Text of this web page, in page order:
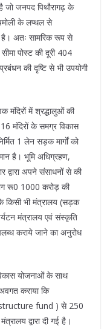
है जो जनपद पिथौरागढ़ के
के लप्थल से
है। अतः सामरिक रूप से
पोस्ट की दूरी 404
की दृष्टि से भी उपयोगी
मंदिरों में श्रद्धालुओं की
मंदिरों के समग्र विकास
1 लेन सड़क मार्गों को
है। भूमि अधिग्रहण,
द्वारा अपने संसाधनों से की
रू0 1000 करोड़ की
किसी भी मंत्रालय (सड़क
मंत्रालय एवं संस्कृति
कराये जाने का अनुरोध
योजनाओं के साथ
कराया कि
fund ) से 250
द्वारा दी गई है।